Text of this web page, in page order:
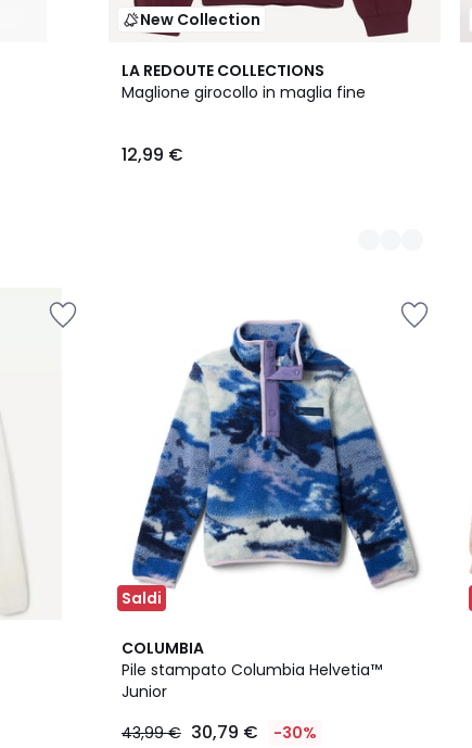
New Collection
LA REDOUTE COLLECTIONS
Maglione girocollo in maglia fine
12,99 €
2
Colori
Saldi
COLUMBIA
Pile stampato Columbia Helvetia™
Junior
43,99 € 30,79 € -30%
2
Colori